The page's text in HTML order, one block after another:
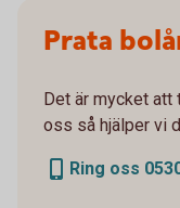
Prata
Det är mycket att
oss så hjälper vi
Ring oss